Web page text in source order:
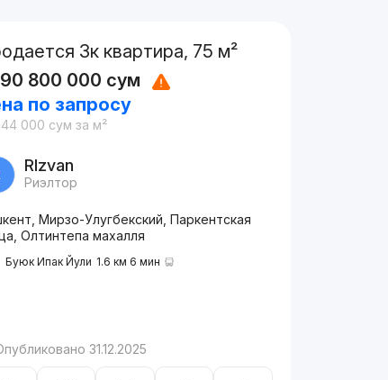
3к квартира, 75 м²
800 000 сум
по запросу
000 сум за м²
RIzvan
Риэлтор
Мирзо-Улугбекский, Паркентская
Олтинтепа махалля
Буюк Ипак Йули 1.6 км 6 мин
31.12.2025